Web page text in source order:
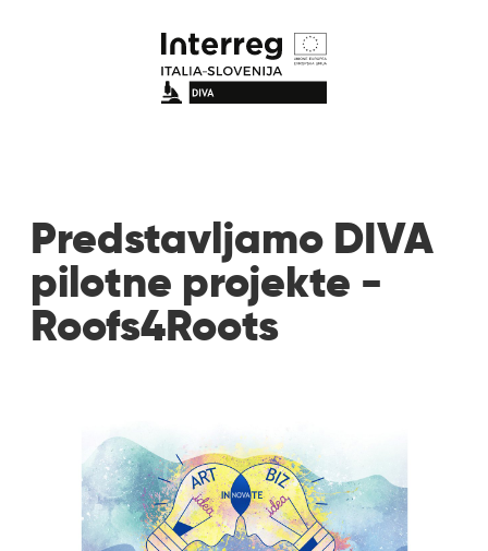
Predstavljamo DIVA
pilotne projekte -
Roofs4Roots